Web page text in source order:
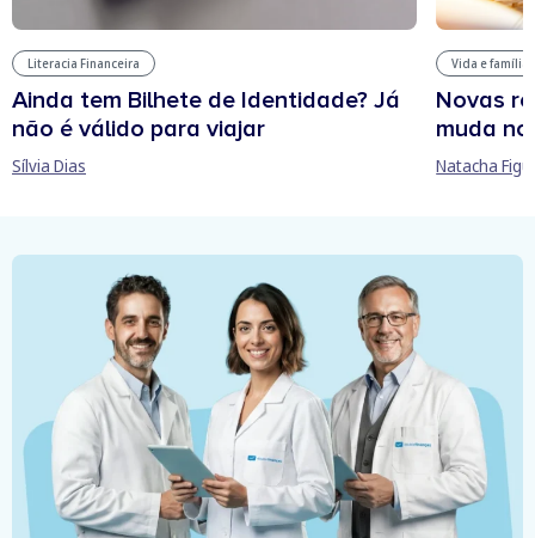
Literacia Financeira
Ainda tem Bilhete de Identidade? Já
não é válido para viajar
Sílvia Dias
Vida e família
Novas
muda
Natacha